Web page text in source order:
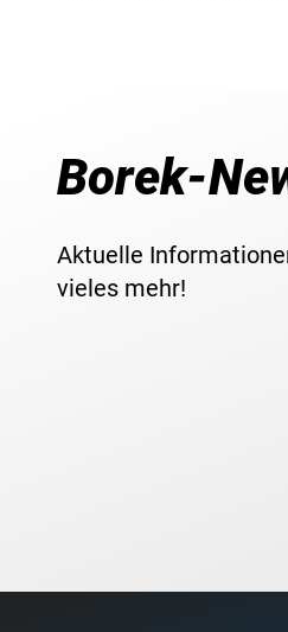
Borek-
Aktuelle
vieles mehr!